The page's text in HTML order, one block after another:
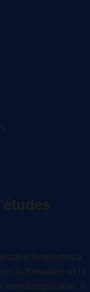
féministes a
la formation et la
Il